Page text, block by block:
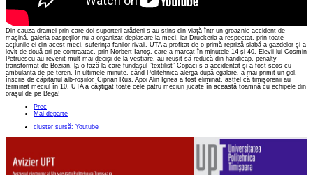
Din cauza dramei prin care doi suporteri arădeni s-au stins din viață într-un groaznic accident de
mașină, galeria oaspeților nu a organizat deplasare la meci, iar Druckeria a respectat, prin toate
acțiunile ei din acest meci, suferința fanilor rivali. UTA a profitat de o primă repriză slabă a gazdelor și a
lovit de două ori pe contraatac, prin Norbert Ianoș, care a marcat în minutele 14 și 40. Elevii lui Cosmin
Petruescu au revenit mult mai deciși de la vestiare, au reușit să reducă din handicap, penalty
transformat de Bozian, la o fază la care fundașul ”textilist” Copaci s-a accidentat și a fost scos cu
ambulanța de pe teren. În ultimele minute, când Politehnica alerga după egalare, a mai primit un gol,
înscris de căpitanul alb-roșiilor, Ciprian Rus. Apoi Alin Ignea a fost eliminat, astfel că timișorenii au
terminat meciul în 10. UTA a câștigat toate cele patru meciuri jucate în această toamnă cu echipele din
orașul de pe Bega!
Prec
Mai departe
cluster sursă: Youtube